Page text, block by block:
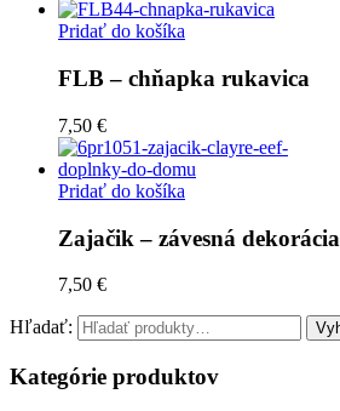
Pridať do košíka
FLB – chňapka rukavica
7,50 €
Pridať do košíka
Zajačik – závesná dekorácia
7,50 €
Hľadať:
Kategórie produktov